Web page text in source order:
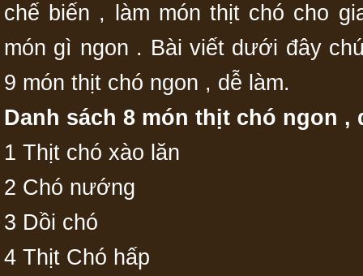
chế biến , làm món thịt chó cho
món gì ngon . Bài viết dưới đây
9 món thịt chó ngon , dễ làm.
Danh sách 8 món thịt chó ngon ,
1 Thịt chó xào lăn
2 Chó nướng
3 Dồi chó
4 Thịt Chó hấp